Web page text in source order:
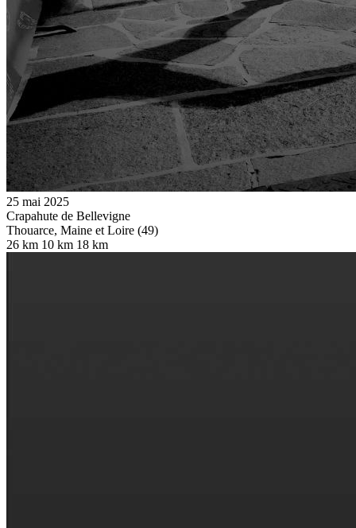
25 mai 2025
Crapahute de Bellevigne
Thouarce, Maine et Loire (49)
26 km 10 km 18 km